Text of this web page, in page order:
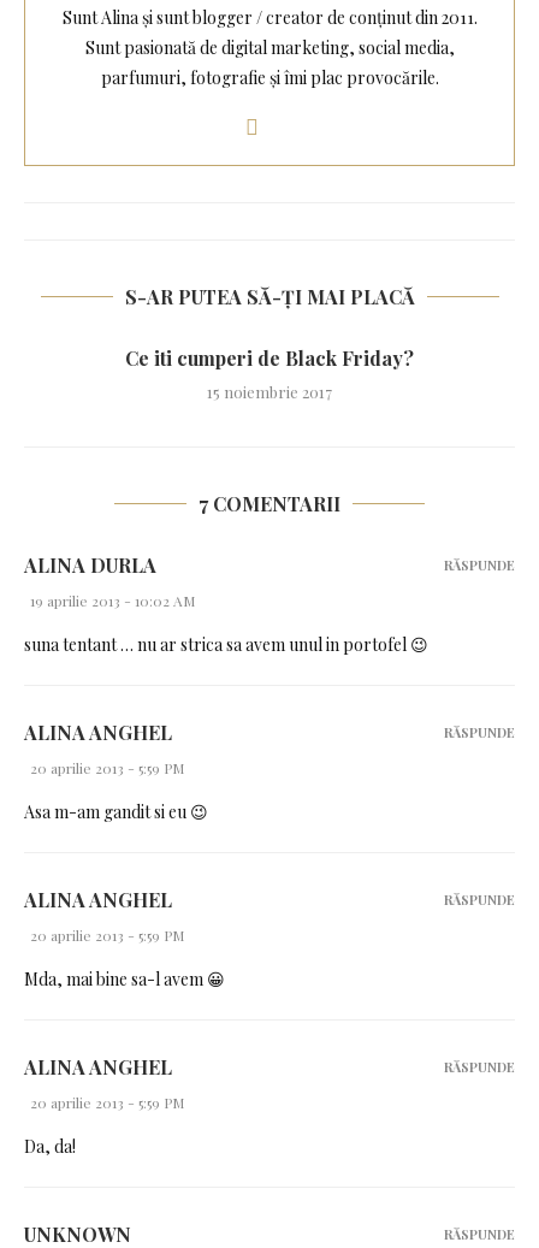
Sunt Alina și sunt blogger / creator de conținut din 2011.
Sunt pasionată de digital marketing, social media,
parfumuri, fotografie și îmi plac provocările.
S-AR PUTEA SĂ-ȚI MAI PLACĂ
Ce iti cumperi de Black Friday?
15 noiembrie 2017
7 COMENTARII
ALINA DURLA
19 aprilie 2013 - 10:02 AM
suna tentant … nu ar strica sa avem unul in portofel 😉
RĂSPUNDE
ALINA ANGHEL
20 aprilie 2013 - 5:59 PM
Asa m-am gandit si eu 😉
RĂSPUNDE
ALINA ANGHEL
20 aprilie 2013 - 5:59 PM
Mda, mai bine sa-l avem 😀
RĂSPUNDE
ALINA ANGHEL
20 aprilie 2013 - 5:59 PM
Da, da!
RĂSPUNDE
UNKNOWN RĂSPUNDE